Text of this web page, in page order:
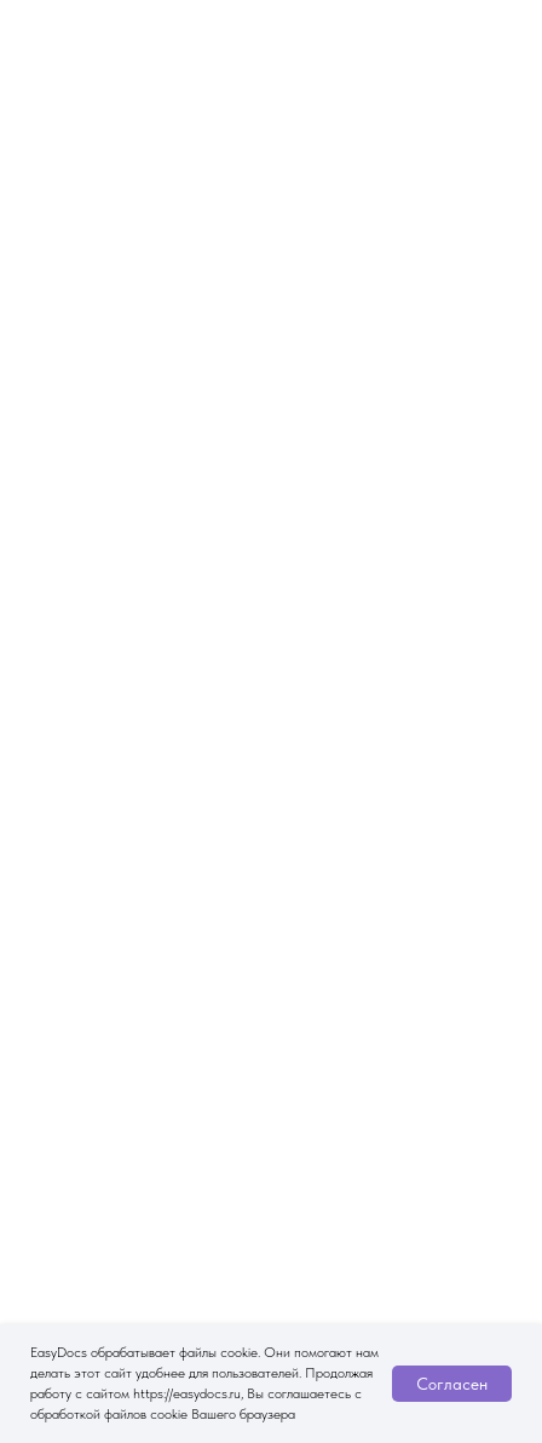
EasyDocs обрабатывает файлы cookie. Они помогают нам
делать этот сайт удобнее для пользователей. Продолжая
работу с сайтом https://easydocs.ru, Вы соглашаетесь с
обработкой файлов cookie Вашего браузера
Согласен